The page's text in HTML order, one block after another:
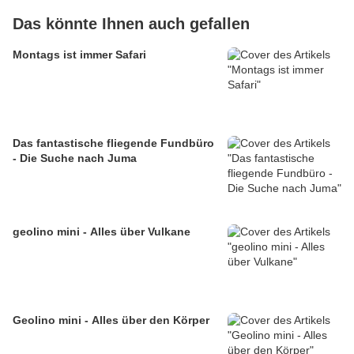
Das könnte Ihnen auch gefallen
Montags ist immer Safari
Das fantastische fliegende Fundbüro
- Die Suche nach Juma
geolino mini - Alles über Vulkane
Geolino mini - Alles über den Körper